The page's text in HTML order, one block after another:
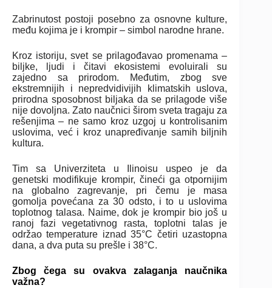
Zabrinutost postoji posebno za osnovne kulture,
među kojima je i krompir – simbol narodne hrane.
Kroz istoriju, svet se prilagođavao promenama –
biljke, ljudi i čitavi ekosistemi evoluirali su
zajedno sa prirodom. Međutim, zbog sve
ekstremnijih i nepredvidivijih klimatskih uslova,
prirodna sposobnost biljaka da se prilagode više
nije dovoljna. Zato naučnici širom sveta tragaju za
rešenjima – ne samo kroz uzgoj u kontrolisanim
uslovima, već i kroz unapređivanje samih biljnih
kultura.
Tim sa Univerziteta u Ilinoisu uspeo je da
genetski modifikuje krompir, čineći ga otpornijim
na globalno zagrevanje, pri čemu je masa
gomolja povećana za 30 odsto, i to u uslovima
toplotnog talasa. Naime, dok je krompir bio još u
ranoj fazi vegetativnog rasta, toplotni talas je
održao temperature iznad 35°C četiri uzastopna
dana, a dva puta su prešle i 38°C.
Zbog čega su ovakva zalaganja naučnika
važna?